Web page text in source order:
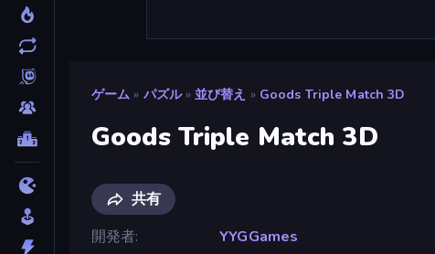
ゲーム » パズル » 並び替え » Goods Triple Match 3D
Goods Triple Match 3D
共有
開発者
YYGGames